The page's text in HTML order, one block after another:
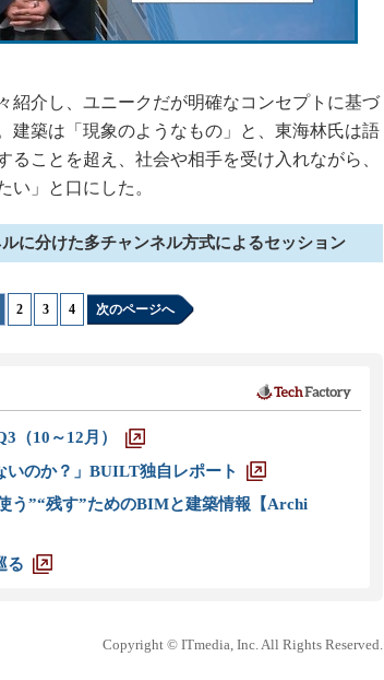
介し、ユニークだが明確なコンセプトに基づ
建築は「現象のようなもの」と、東海林氏は語
ことを超え、社会や相手を受け入れながら、
い」と口にした。
に分けた多チャンネル方式によるセッション
2 3 4 次のページへ
（10～12月）
いのか？」BUILT独自レポート
う”“残す”ためのBIMと建築情報【Archi
る
Copyright © ITmedia, Inc. All Rights Reserved.